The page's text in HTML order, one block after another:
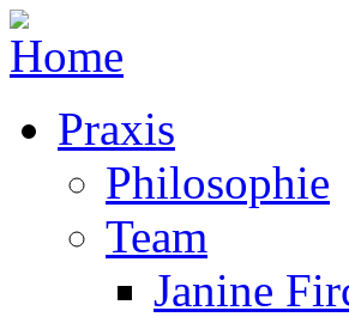
Praxis
Philosophie
Team
Janine